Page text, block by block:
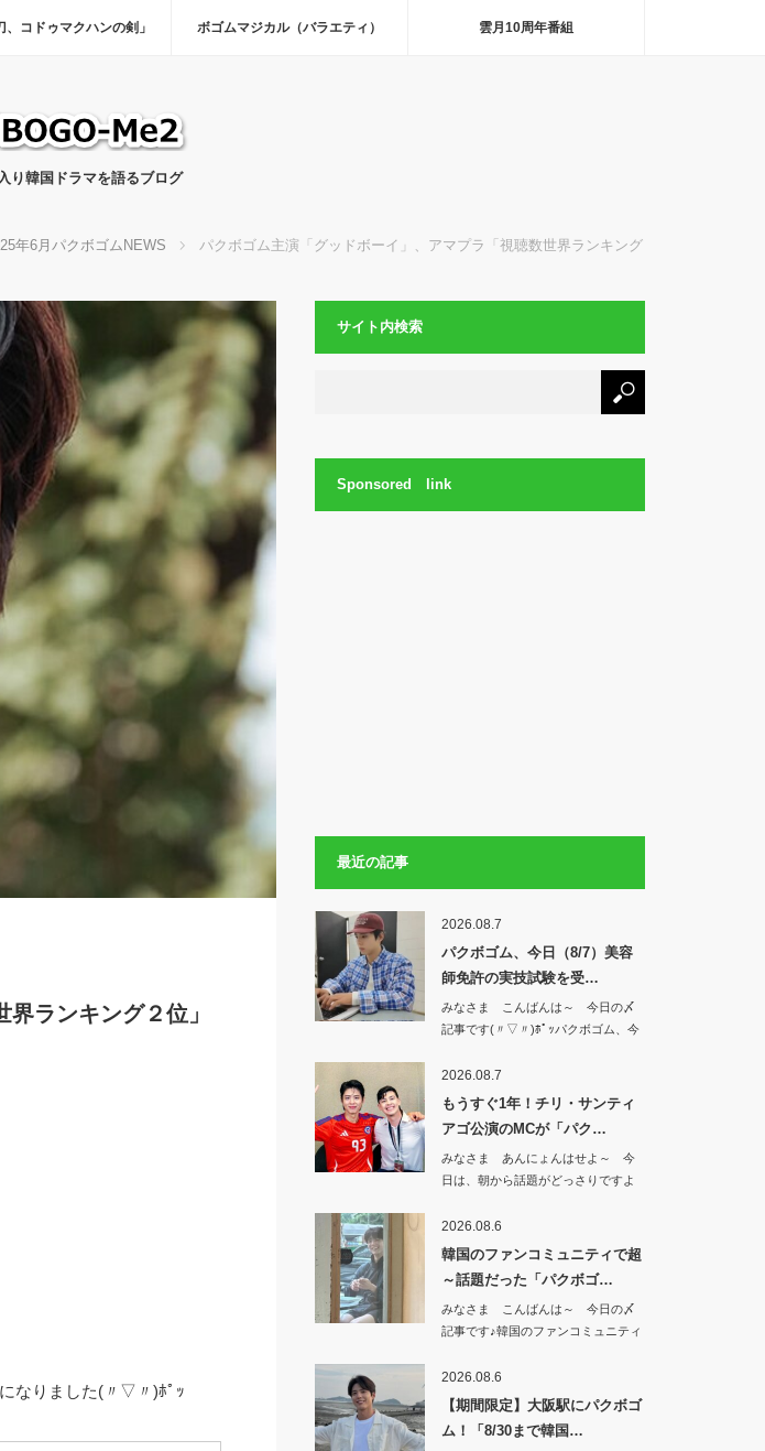
、コドゥマクハンの剣」 ボゴムマジカル（バラエティ） 雲月10周年番組
り韓国ドラマを語るブログ
年6月パクボゴムNEWS
パクボゴム主演「グッドボーイ」、アマプラ「視聴数世界ランキング
ランキング２位」
なりました(〃▽〃)ﾎﾟｯ
サイト内検索
Sponsored link
最近の記事
2026.08.7
パクボゴム、今日（8/7）美容
師免許の実技試験を受…
みなさま こんばんは～ 今日の〆
記事です(〃▽〃)ﾎﾟｯパクボゴム、今
2026.08.7
もうすぐ1年！チリ・サンティ
アゴ公演のMCが「パク…
みなさま あんにょんはせよ～ 今
日は、朝から話題がどっさりですよ
2026.08.6
韓国のファンコミュニティで超
～話題だった「パクボゴ…
みなさま こんばんは～ 今日の〆
記事です♪韓国のファンコミュニティ
2026.08.6
【期間限定】大阪駅にパクボゴ
ム！「8/30まで韓国…